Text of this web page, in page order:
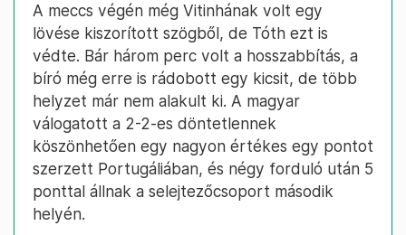
A meccs végén még Vitinhának volt egy
lövése kiszorított szögből, de Tóth ezt is
védte. Bár három perc volt a hosszabbítás, a
bíró még erre is rádobott egy kicsit, de több
helyzet már nem alakult ki. A magyar
válogatott a 2-2-es döntetlennek
köszönhetően egy nagyon értékes egy pontot
szerzett Portugáliában, és négy forduló után 5
ponttal állnak a selejtezőcsoport második
helyén.